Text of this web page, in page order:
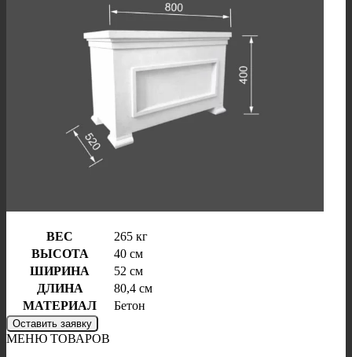
ВЕС
265 кг
ВЫСОТА
40 см
ШИРИНА
52 см
ДЛИНА
80,4 см
МАТЕРИАЛ
Бетон
Оставить заявку
МЕНЮ ТОВАРОВ